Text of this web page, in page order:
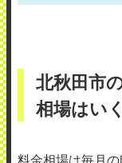
北秋田市
相場はい
料金相場は毎月